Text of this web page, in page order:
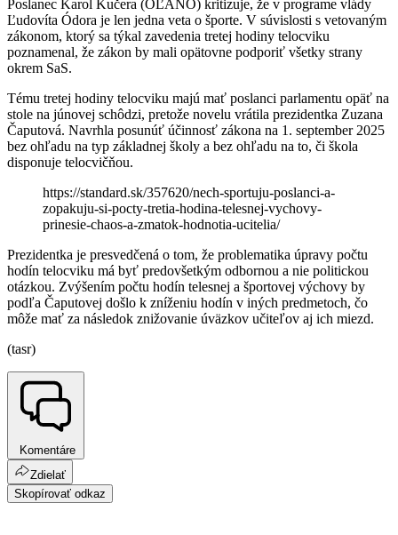
Poslanec Karol Kučera (OĽANO) kritizuje, že v programe vlády
Ľudovíta Ódora je len jedna veta o športe. V súvislosti s vetovaným
zákonom, ktorý sa týkal zavedenia tretej hodiny telocviku
poznamenal, že zákon by mali opätovne podporiť všetky strany
okrem SaS.
Tému tretej hodiny telocviku majú mať poslanci parlamentu opäť na
stole na júnovej schôdzi, pretože novelu vrátila prezidentka Zuzana
Čaputová. Navrhla posunúť účinnosť zákona na 1. september 2025
bez ohľadu na typ základnej školy a bez ohľadu na to, či škola
disponuje telocvičňou.
https://standard.sk/357620/nech-sportuju-poslanci-a-
zopakuju-si-pocty-tretia-hodina-telesnej-vychovy-
prinesie-chaos-a-zmatok-hodnotia-ucitelia/
Prezidentka je presvedčená o tom, že problematika úpravy počtu
hodín telocviku má byť predovšetkým odbornou a nie politickou
otázkou. Zvýšením počtu hodín telesnej a športovej výchovy by
podľa Čaputovej došlo k zníženiu hodín v iných predmetoch, čo
môže mať za následok znižovanie úväzkov učiteľov aj ich miezd.
(tasr)
Komentáre
Zdielať
Skopírovať odkaz